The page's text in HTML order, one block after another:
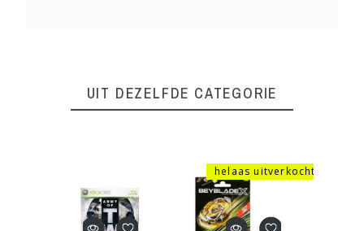
UIT DEZELFDE CATEGORIE
helaas uitverkocht